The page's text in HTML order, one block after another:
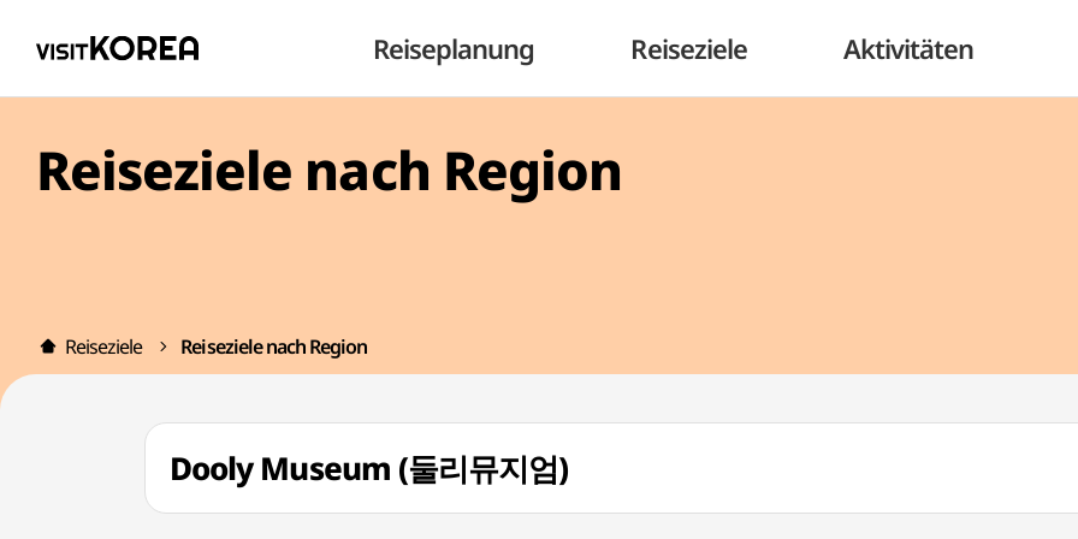
Reiseplanung Reiseziele Aktivitäten
Reiseziele nach Region
Reiseziele Reiseziele nach Region
Dooly Museum (둘리뮤지엄)